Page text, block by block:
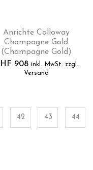
Anrichte Calloway
Champagne Gold
(Champagne Gold)
908 inkl. MwSt. zzgl.
Versand
42 43 44